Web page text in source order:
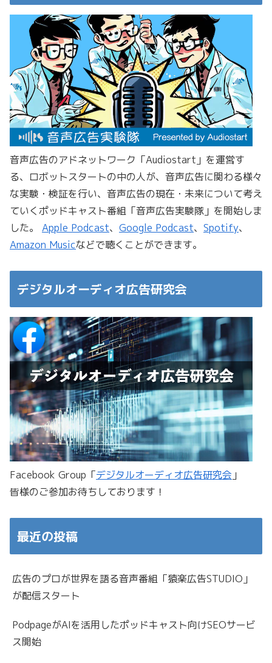
音声広告のアドネットワーク「Audiostart」を運営す
る、ロボットスタートの中の人が、音声広告に関わる様々
な実験・検証を行い、音声広告の現在・未来について考え
ていくポッドキャスト番組「音声広告実験隊」を開始しま
した。 Apple Podcast、 Google Podcast、 Spotify、
Amazon Musicなどで聴くことができます。
デジタルオーディオ広告研究会
Facebook Group「デジタルオーディオ広告研究会 」
皆様のご参加お待ちしております！
最近の投稿
広告のプロが世界を語る音声番組「猿楽広告STUDIO」
が配信スタート
PodpageがAIを活用したポッドキャスト向けSEOサービ
ス開始